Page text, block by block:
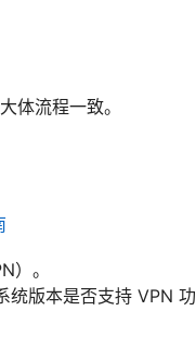
体流程一致。
）。
统版本是否支持 VPN 功